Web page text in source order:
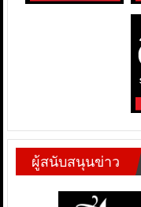
ผู้สนับสนุนข่าว